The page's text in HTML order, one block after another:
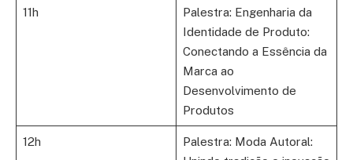
11h
Palestra: Engenharia da
Identidade de Produto:
Conectando a Essência da
Marca ao
Desenvolvimento de
Produtos
12h
Palestra: Moda Autoral: